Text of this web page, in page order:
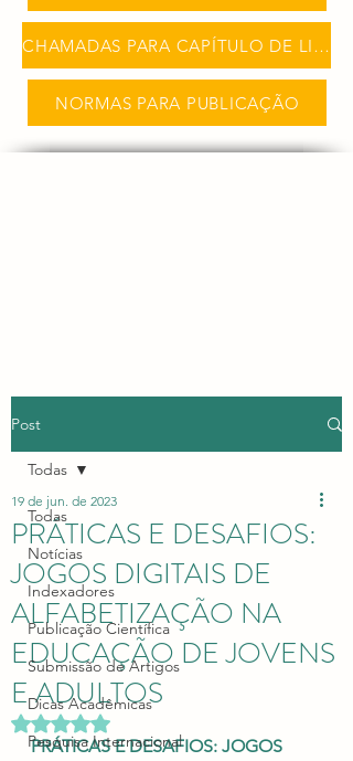
CHAMADAS PARA CAPÍTULO DE LIVRO
NORMAS PARA PUBLICAÇÃO
Post
Todas
Notícias
Indexadores
Publicação Científica
Submissão de Artigos
Dicas Acadêmicas
Pesquisa Internacional
Todas
PRÁTICAS E DESAFIOS:
JOGOS DIGITAIS DE
ALFABETIZAÇÃO NA
EDUCAÇÃO DE JOVENS
E ADULTOS
19 de jun. de 2023
Avaliado com NaN de 5 estrelas.
PRÁTICAS E DESAFIOS: JOGOS